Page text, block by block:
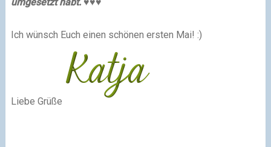
Ich wünsch Euch einen schönen ersten Mai! :)
Liebe Grüße